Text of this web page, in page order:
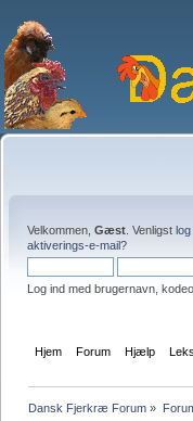
Velkommen, Gæst . Venligst log
aktiverings-e-mail?
Log ind med brugernavn,
Hjem Forum Hjælp
Dansk Fjerkræ Forum »